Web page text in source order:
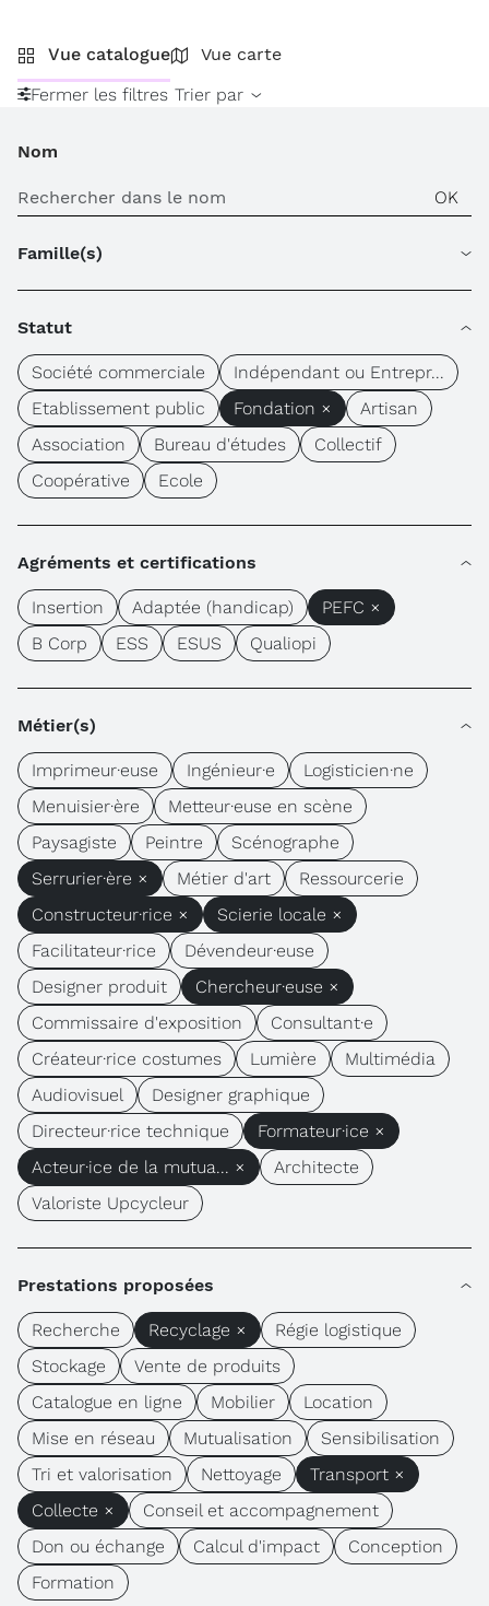
Vue catalogue
Vue carte
Fermer les filtres Trier par
Nom
Famille(s)
Statut
Société commerciale
Indépendant ou Entrepr...
Etablissement public
Fondation ×
Artisan
Association
Bureau d'études
Collectif
Coopérative
Ecole
Agréments et certifications
Insertion Adaptée (handicap)
PEFC ×
B Corp
ESS ESUS Qualiopi
Métier(s)
Imprimeur·euse Ingénieur·e
Logisticien·ne
Menuisier·ère
Metteur·euse en scène
Paysagiste
Peintre
Scénographe
Serrurier·ère ×
Métier d'art
Ressourcerie
Constructeur·rice ×
Scierie locale ×
Facilitateur·rice
Dévendeur·euse
Designer produit
Chercheur·euse ×
Commissaire d'exposition
Consultant·e
Créateur·rice costumes
Lumière
Multimédia
Audiovisuel
Designer graphique
Directeur·rice technique
Formateur·ice ×
Acteur·ice de la mutua... ×
Architecte
Valoriste Upcycleur
Prestations proposées
Recherche Recyclage ×
Régie logistique
Stockage
Vente de produits
Catalogue en ligne
Mobilier
Location
Mise en réseau
Mutualisation
Sensibilisation
Tri et valorisation
Nettoyage
Transport ×
Collecte ×
Conseil et accompagnement
Don ou échange
Calcul d'impact
Conception
Formation